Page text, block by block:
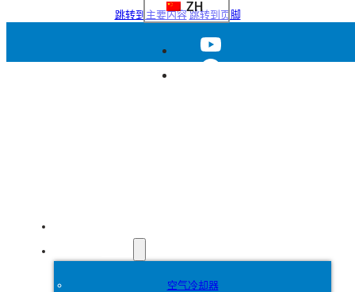
跳转到主要内容跳转到页脚
ZH
空气冷却器